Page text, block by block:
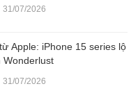
31/07/2026
Apple: iPhone 15 series lộ
Wonderlust
31/07/2026